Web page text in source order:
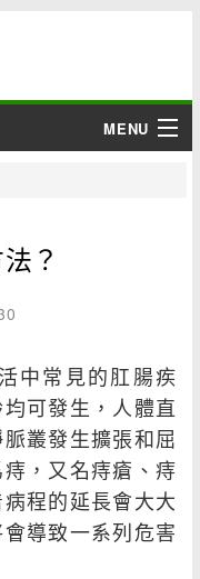
MENU
？
中常見的肛腸疾
可發生，人體直
叢發生擴張和屈
，又名痔瘡、痔
程的延長會大大
導致一系列危害